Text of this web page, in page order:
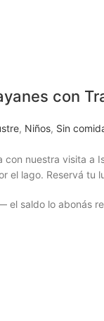
con
, Niños, Sin
nuestra visita a
el lago. Reservá
el saldo lo abonás